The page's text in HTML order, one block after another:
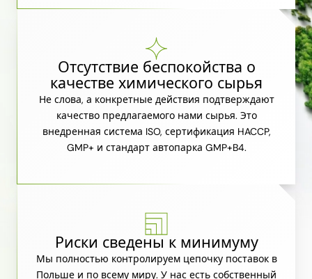
Отсутствие беспокойства о
качестве химического сырья
Не слова, а конкретные действия подтверждают
качество предлагаемого нами сырья. Это
внедренная система ISO, сертификация HACCP,
GMP+ и стандарт автопарка GMP+B4.
Риски сведены к минимуму
Мы полностью контролируем цепочку поставок в
Польше и по всему миру. У нас есть собственный